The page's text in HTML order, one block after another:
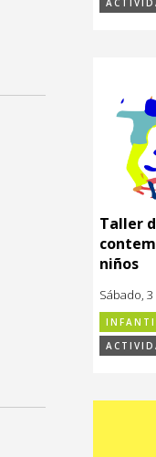
Taller
niños
Sábado,